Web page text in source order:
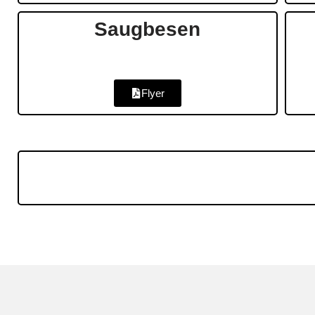
Saugbesen
Flyer